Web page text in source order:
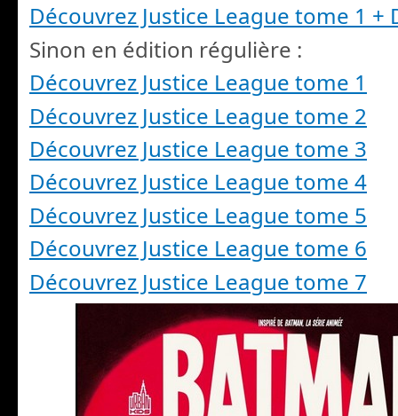
Découvrez Justice League tome 1 +
Sinon en édition régulière :
Découvrez Justice League tome 1
Découvrez Justice League tome 2
Découvrez Justice League tome 3
Découvrez Justice League tome 4
Découvrez Justice League tome 5
Découvrez Justice League tome 6
Découvrez Justice League tome 7